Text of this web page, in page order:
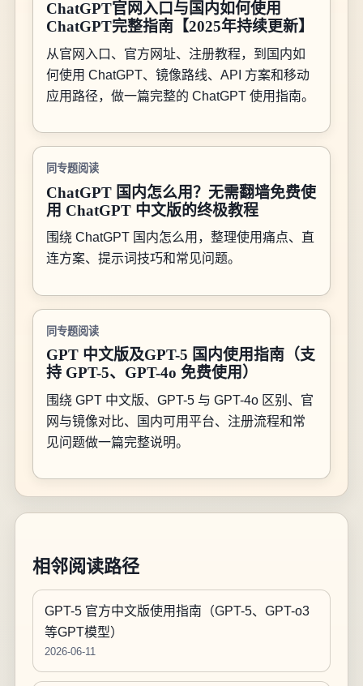
ChatGPT官网入口与国内如何使用
ChatGPT完整指南【2025年持续更新】
从官网入口、官方网址、注册教程，到国内如
何使用 ChatGPT、镜像路线、API 方案和移动
应用路径，做一篇完整的 ChatGPT 使用指南。
同专题阅读
ChatGPT 国内怎么用？无需翻墙免费使
用 ChatGPT 中文版的终极教程
围绕 ChatGPT 国内怎么用，整理使用痛点、直
连方案、提示词技巧和常见问题。
同专题阅读
GPT 中文版及GPT-5 国内使用指南（支
持 GPT-5、GPT-4o 免费使用）
围绕 GPT 中文版、GPT-5 与 GPT-4o 区别、官
网与镜像对比、国内可用平台、注册流程和常
见问题做一篇完整说明。
相邻阅读路径
GPT-5 官方中文版使用指南（GPT-5、GPT-o3
等GPT模型）
2026-06-11